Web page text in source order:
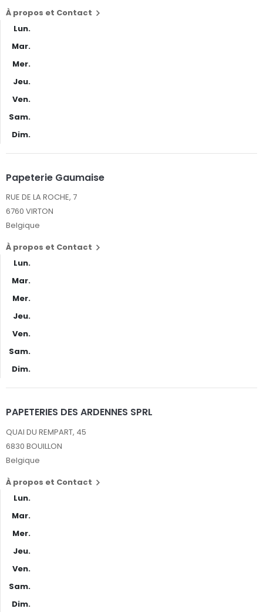
À propos et Contact 
Lun.
Mar.
Mer.
Jeu.
Ven.
Sam.
Dim.
Papeterie Gaumaise
RUE DE LA ROCHE, 7
6760 VIRTON
Belgique
À propos et Contact 
Lun.
Mar.
Mer.
Jeu.
Ven.
Sam.
Dim.
PAPETERIES DES ARDENNES SPRL
QUAI DU REMPART, 45
6830 BOUILLON
Belgique
À propos et Contact 
Lun.
Mar.
Mer.
Jeu.
Ven.
Sam.
Dim.